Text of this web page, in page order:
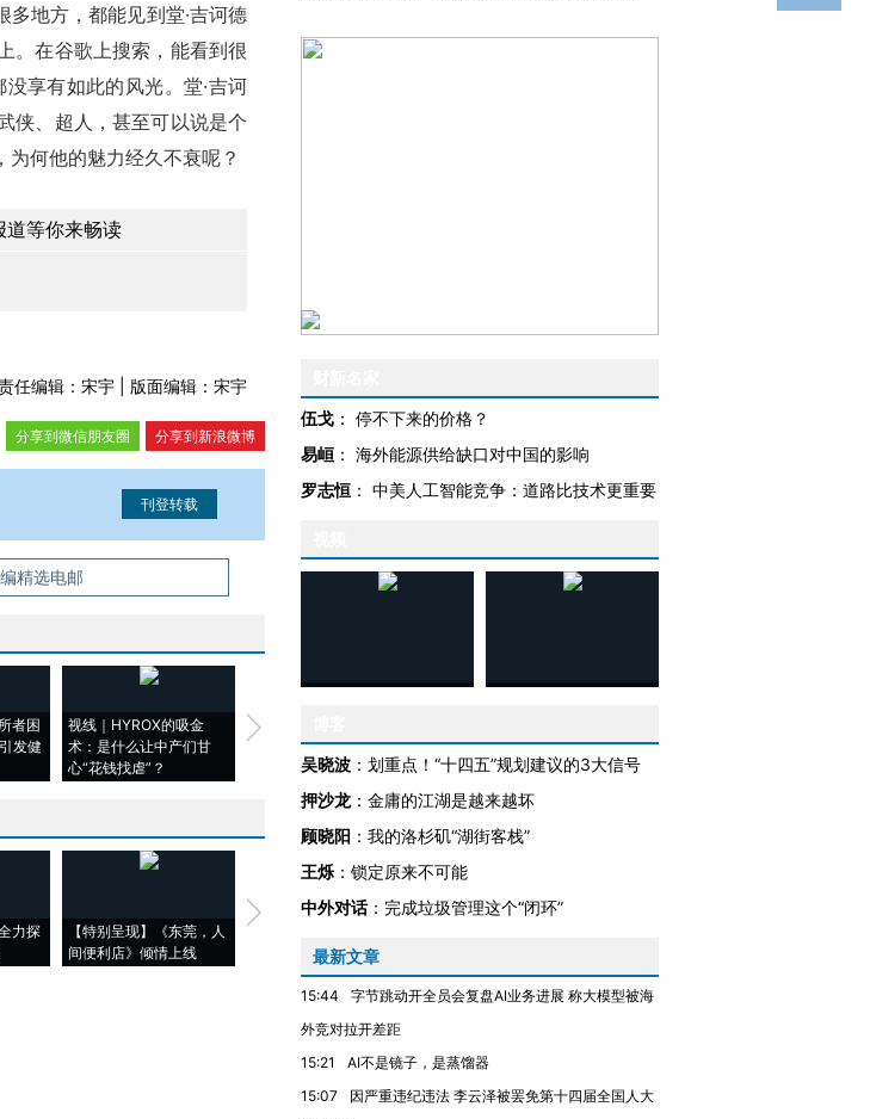
地方，都能见到堂·吉诃德
。在谷歌上搜索，能看到很
享有如此的风光。堂·吉诃
侠、超人，甚至可以说是个
何他的魅力经久不衰呢？
道等你来畅读
任编辑：宋宇 | 版面编辑：宋宇
分享到新浪微博
分享到微信朋友圈
精选电邮
者困
发健
视线｜HYROX的吸金
术：是什么让中产们甘
心“花钱找虐”？
马航飞行员跨国走私7万
粒摇头丸 尿检体内含3种
度Z世代 用街头抗争将教
育部长拱下台
机”？难民潮撕裂西班牙
飞地休达
力探
【特别呈现】《东莞，人
间便利店》倾情上线
【推广】走进第四届链博
伍戈 ： 停不下来的价格？
易峘 ： 海外能源供给缺口对中国的影响
罗志恒 ： 中美人工智能竞争：道路比技术更重要
吴晓波 ： 划重点！“十四五”规划建议的3大信号
押沙龙 ： 金庸的江湖是越来越坏
顾晓阳 ： 我的洛杉矶“湖街客栈”
王烁 ： 锁定原来不可能
中外对话： 完成垃圾管理这个“闭环”
最新文章
15:44
字节跳动开全员会复盘AI业务进展 称大模型被海
外竞对拉开差距
15:21
AI不是镜子，是蒸馏器
15:07
因严重违纪违法 李云泽被罢免第十四届全国人大